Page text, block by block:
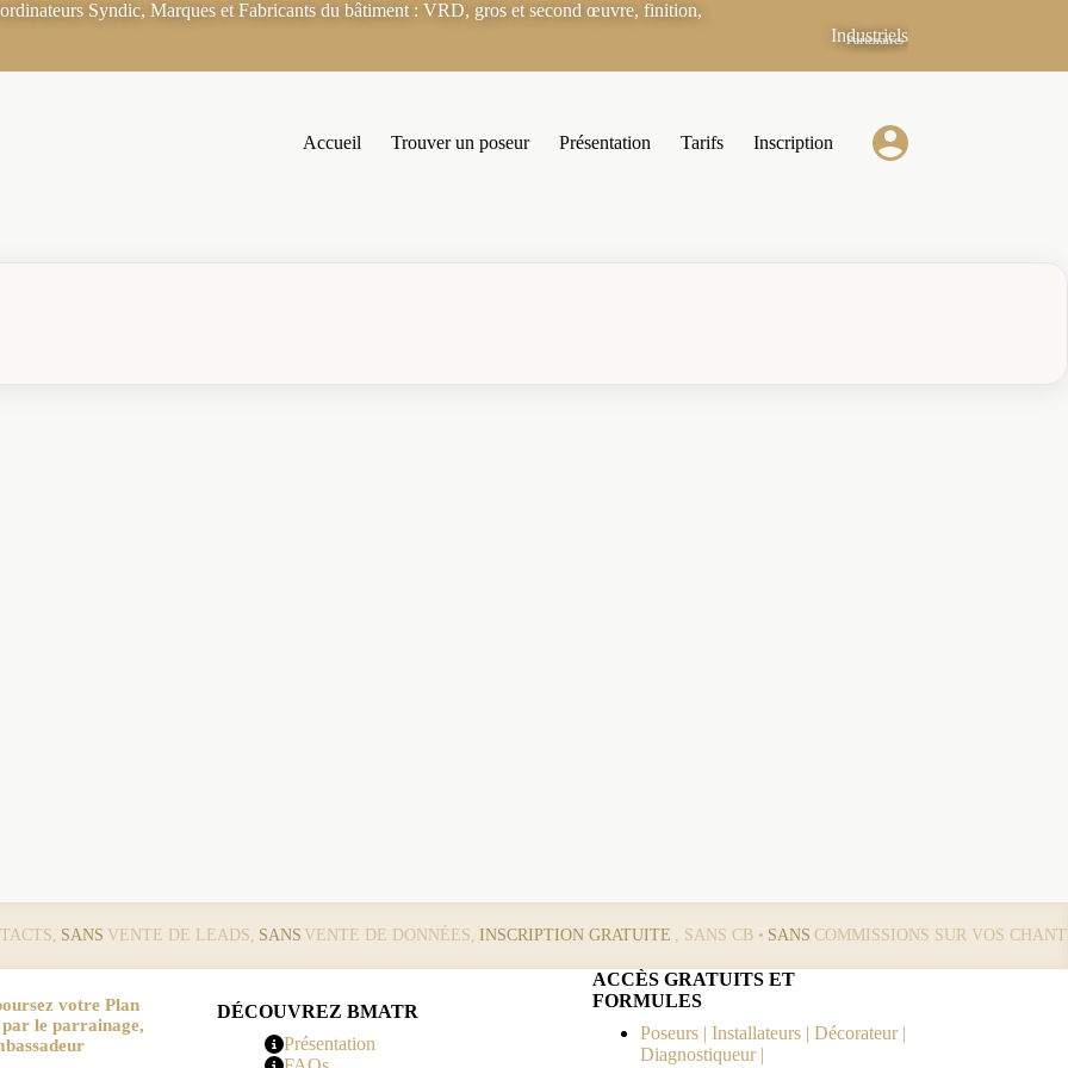
Syndic, Marques et Fabricants du bâtiment : VRD, gros et second œuvre, finition,
Industriels
Partenaires
Accueil Trouver un poseur Présentation Tarifs Inscription
SANS VENTE DE LEADS, SANS VENTE DE DONNÉES, INSCRIPTION GRATUITE , SANS CB • SANS COMMISSIONS SUR VOS
votre Plan
le parrainage,
DÉCOUVREZ BMATR
Présentation
ACCÈS GRATUITS ET
FORMULES
Poseurs | Installateurs | Décorateur |
Diagnostiqueur |